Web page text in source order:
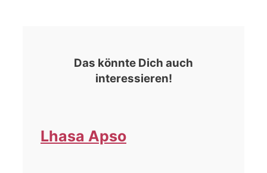
Das könnte Dich auch
interessieren!
Lhasa Apso